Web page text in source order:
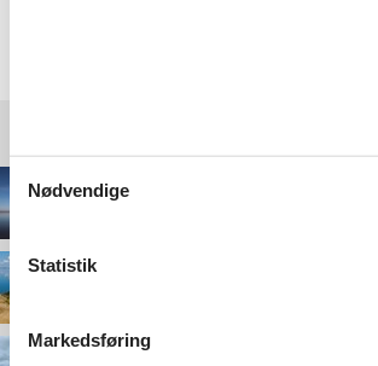
Ertebølle
Nødvendige
Statistik
Markedsføring